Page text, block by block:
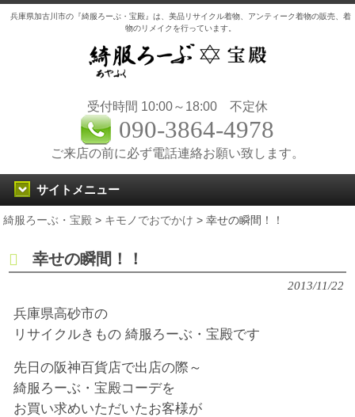
兵庫県加古川市の『綺服ろーぶ・宝殿』は、美品リサイクル着物、アンティーク着物の販売、着
物のリメイクを行っています。
受付時間 10:00～18:00 不定休
090-3864-4978
ご来店の前に必ず電話連絡お願い致します。
サイトメニュー
綺服ろーぶ・宝殿 > キモノでおでかけ > 幸せの瞬間！！
幸せの瞬間！！
2013/11/22
兵庫県高砂市の
リサイクルきもの 綺服ろーぶ・宝殿です
先日の阪神百貨店で出店の際～
綺服ろーぶ・宝殿コーデを
お買い求めいただいたお客様が